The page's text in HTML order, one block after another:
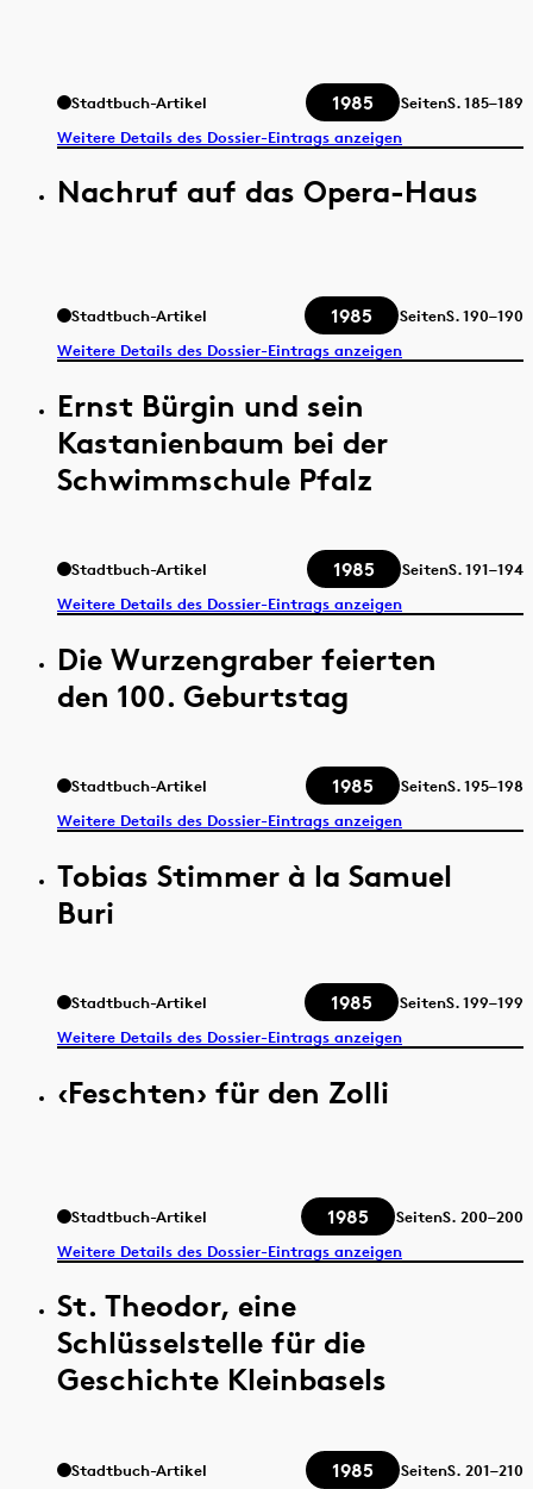
Stadtbuch-Artikel 1985 SeitenS.185–189
Weitere Details des Dossier-Eintrags anzeigen
Nachruf auf das Opera-Haus
Stadtbuch-Artikel 1985 SeitenS.190–190
Weitere Details des Dossier-Eintrags anzeigen
Ernst Bürgin und sein
Kastanienbaum bei der
Schwimmschule Pfalz
Stadtbuch-Artikel 1985 SeitenS.191–194
Weitere Details des Dossier-Eintrags anzeigen
Die Wurzengraber feierten
den 100. Geburtstag
Stadtbuch-Artikel 1985 SeitenS.195–198
Weitere Details des Dossier-Eintrags anzeigen
Tobias Stimmer à la Samuel
Buri
Stadtbuch-Artikel 1985 SeitenS.199–199
Weitere Details des Dossier-Eintrags anzeigen
‹Feschten› für den Zolli
Stadtbuch-Artikel 1985 SeitenS. 200–200
Weitere Details des Dossier-Eintrags anzeigen
St. Theodor, eine
Schlüsselstelle für die
Geschichte Kleinbasels
Stadtbuch-Artikel 1985 SeitenS. 201–210